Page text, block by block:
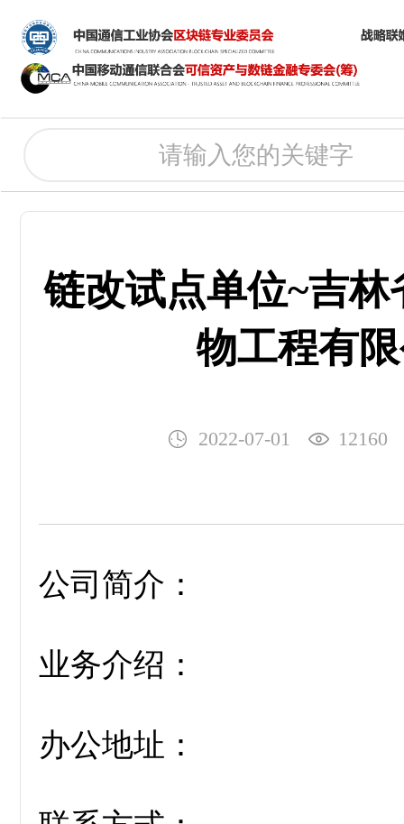
链改试点单位~吉
物工程有
2022-07-01 12160
公司简介：
业务介绍：
办公地址：